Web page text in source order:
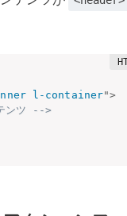
l-container">
ンツ -->